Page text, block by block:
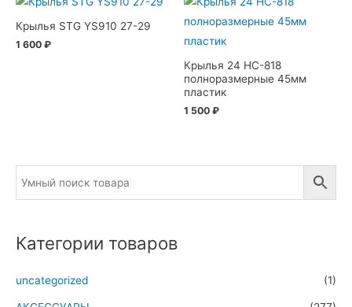
Крылья STG YS910 27-29
1 600 ₽
Крылья 24 HC-818
полноразмерные 45мм
пластик
1 500 ₽
Категории товаров
uncategorized (1)